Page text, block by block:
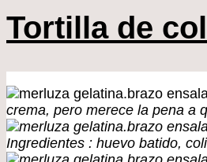
Tortilla de
crema, pero merece la pena a
Ingredientes : huevo batido,